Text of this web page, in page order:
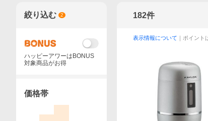
182件
表示情報について ｜ポイン
絞り込む 2
ハッピーアワーはBONUS
対象商品がお得
価格帯